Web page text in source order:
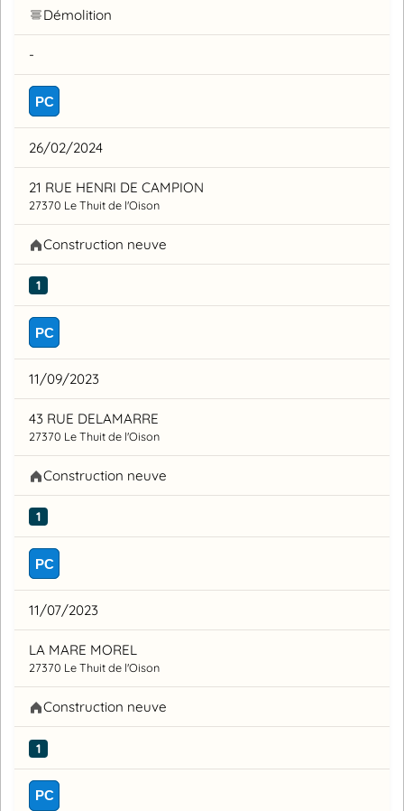
Démolition
-
PC
26/02/2024
21 RUE HENRI DE CAMPION
27370 Le Thuit de l'Oison
Construction neuve
1
PC
11/09/2023
43 RUE DELAMARRE
27370 Le Thuit de l'Oison
Construction neuve
1
PC
11/07/2023
LA MARE MOREL
27370 Le Thuit de l'Oison
Construction neuve
1
PC